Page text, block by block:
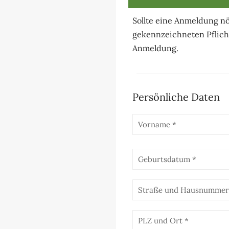
Sollte eine Anmeldung
gekennzeichneten
Anmeldung.
Persönliche Daten